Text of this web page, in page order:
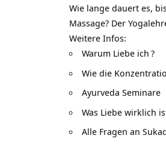
Wie lange dauert es,
Massage? Der
Weitere Infos:
Warum Liebe ich ?
Wie die
Ayurveda Seminare
Was Liebe wirklich
Alle Fragen an